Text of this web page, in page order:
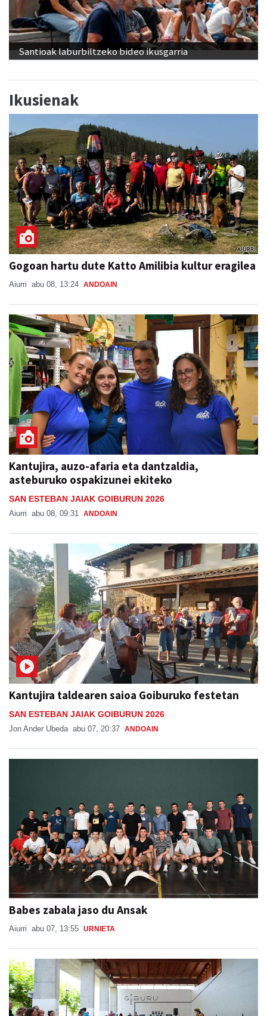
Santioak laburbiltzeko bideo ikusgarria
Ikusienak
Gogoan hartu dute Katto Amilibia kultur eragilea
Aiurri abu 08, 13:24 ANDOAIN
Kantujira, auzo-afaria eta dantzaldia,
asteburuko ospakizunei ekiteko
SAN ESTEBAN JAIAK GOIBURUN 2026
Aiurri abu 08, 09:31 ANDOAIN
Kantujira taldearen saioa Goiburuko festetan
SAN ESTEBAN JAIAK GOIBURUN 2026
Jon Ander Ubeda abu 07, 20:37 ANDOAIN
Babes zabala jaso du Ansak
Aiurri abu 07, 13:55 URNIETA